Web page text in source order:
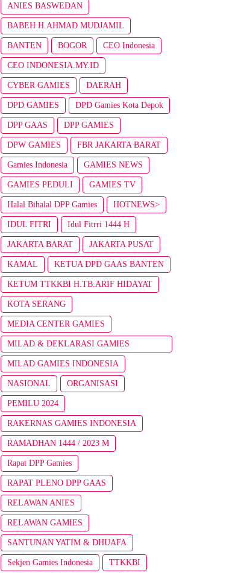
ANIES BASWEDAN
BABEH H.AHMAD MUDJAMIL
BANTEN BOGOR CEO Indonesia
CEO INDONESIA.MY.ID
CYBER GAMIES DAERAH
DPD GAMIES DPD Gamies Kota Depok
DPP GAAS DPP GAMIES
DPW GAMIES FBR JAKARTA BARAT
Gamies Indonesia GAMIES NEWS
GAMIES PEDULI GAMIES TV
Halal Bihalal DPP Gamies HOTNEWS>
IDUL FITRI Idul Fitrri 1444 H
JAKARTA BARAT JAKARTA PUSAT
KAMAL KETUA DPD GAAS BANTEN
KETUM TTKKBI H.TB.ARIF HIDAYAT
KOTA SERANG
MEDIA CENTER GAMIES
MILAD & DEKLARASI GAMIES
INDONESIA
MILAD GAMIES INDONESIA
NASIONAL ORGANISASI
PEMILU 2024
RAKERNAS GAMIES INDONESIA
RAMADHAN 1444 / 2023 M
Rapat DPP Gamies
RAPAT PLENO DPP GAAS
RELAWAN ANIES
RELAWAN GAMIES
SANTUNAN YATIM & DHUAFA
Sekjen Gamies Indonesia TTKKBI